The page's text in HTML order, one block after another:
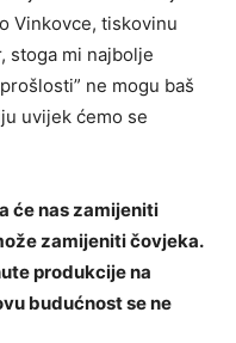
Vinkovce, tiskovinu
stoga mi najbolje
ne mogu baš
uvijek ćemo se
će nas zamijeniti
zamijeniti čovjeka.
produkcije na
budućnost se ne